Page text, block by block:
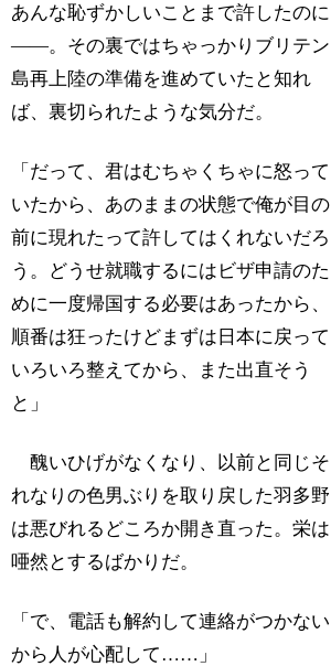
あんな恥ずかしいことまで許したのに
――。その裏ではちゃっかりブリテン
島再上陸の準備を進めていたと知れ
ば、裏切られたような気分だ。
「だって、君はむちゃくちゃに怒って
いたから、あのままの状態で俺が目の
前に現れたって許してはくれないだろ
う。どうせ就職するにはビザ申請のた
めに一度帰国する必要はあったから、
順番は狂ったけどまずは日本に戻って
いろいろ整えてから、また出直そう
と」
醜いひげがなくなり、以前と同じそ
れなりの色男ぶりを取り戻した羽多野
は悪びれるどころか開き直った。栄は
唖然とするばかりだ。
「で、電話も解約して連絡がつかない
から人が心配して……」